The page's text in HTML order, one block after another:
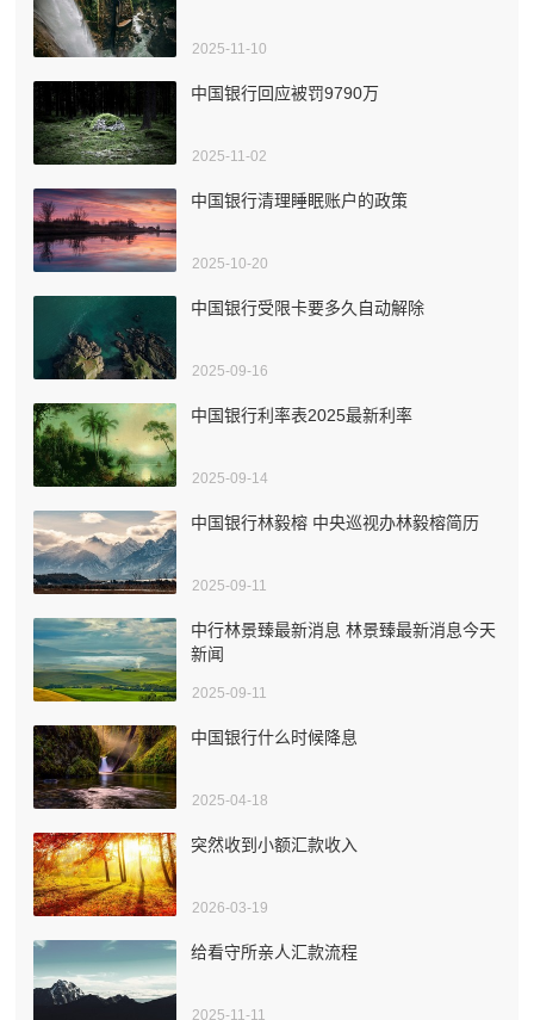
2025-11-10
中国银行回应被罚9790万
2025-11-02
中国银行清理睡眠账户的政策
2025-10-20
中国银行受限卡要多久自动解除
2025-09-16
中国银行利率表2025最新利率
2025-09-14
中国银行林毅榕 中央巡视办林毅榕简历
2025-09-11
中行林景臻最新消息 林景臻最新消息今天
新闻
2025-09-11
中国银行什么时候降息
2025-04-18
突然收到小额汇款收入
2026-03-19
给看守所亲人汇款流程
2025-11-11